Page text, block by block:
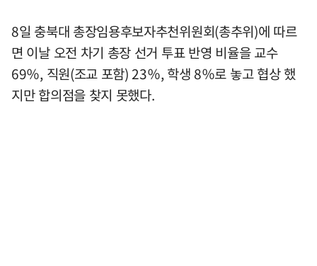
8일 충북대 총장임용후보자추천위원회(총추위)에 따르
면 이날 오전 차기 총장 선거 투표 반영 비율을 교수
69％, 직원(조교 포함) 23％, 학생 8％로 놓고 협상 했
지만 합의점을 찾지 못했다.